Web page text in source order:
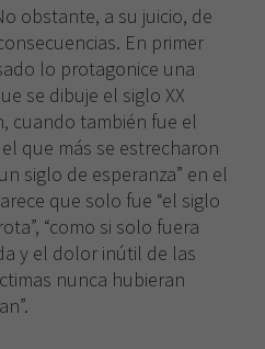
obstante, a su juicio, de
En primer
lo protagonice una
se dibuje el siglo XX
cuando también fue el
que más se estrecharon
siglo de esperanza” en el
que solo fue “el siglo
“como si solo fuera
y el dolor inútil de las
nunca hubieran
Experiencia
Para que
nuestra web
funcione lo
durante tu
visita. Si
rechaza estas
cookies,